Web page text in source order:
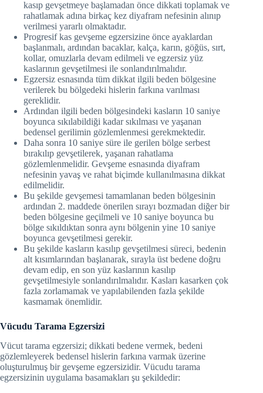
kasıp gevşetmeye başlamadan önce dikkati toplamak ve
rahatlamak adına birkaç kez diyafram nefesinin alınıp
verilmesi yararlı olmaktadır.
Progresif kas gevşeme egzersizine önce ayaklardan
başlanmalı, ardından bacaklar, kalça, karın, göğüs, sırt,
kollar, omuzlarla devam edilmeli ve egzersiz yüz
kaslarının gevşetilmesi ile sonlandırılmalıdır.
Egzersiz esnasında tüm dikkat ilgili beden bölgesine
verilerek bu bölgedeki hislerin farkına varılması
gereklidir.
Ardından ilgili beden bölgesindeki kasların 10 saniye
boyunca sıkılabildiği kadar sıkılması ve yaşanan
bedensel gerilimin gözlemlenmesi gerekmektedir.
Daha sonra 10 saniye süre ile gerilen bölge serbest
bırakılıp gevşetilerek, yaşanan rahatlama
gözlemlenmelidir. Gevşeme esnasında diyafram
nefesinin yavaş ve rahat biçimde kullanılmasına dikkat
edilmelidir.
Bu şekilde gevşemesi tamamlanan beden bölgesinin
ardından 2. maddede önerilen sırayı bozmadan diğer bir
beden bölgesine geçilmeli ve 10 saniye boyunca bu
bölge sıkıldıktan sonra aynı bölgenin yine 10 saniye
boyunca gevşetilmesi gerekir.
Bu şekilde kasların kasılıp gevşetilmesi süreci, bedenin
alt kısımlarından başlanarak, sırayla üst bedene doğru
devam edip, en son yüz kaslarının kasılıp
gevşetilmesiyle sonlandırılmalıdır. Kasları kasarken çok
fazla zorlamamak ve yapılabilenden fazla şekilde
kasmamak önemlidir.
Vücudu Tarama Egzersizi
Vücut tarama egzersizi; dikkati bedene vermek, bedeni
gözlemleyerek bedensel hislerin farkına varmak üzerine
oluşturulmuş bir gevşeme egzersizidir. Vücudu tarama
egzersizinin uygulama basamakları şu şekildedir: